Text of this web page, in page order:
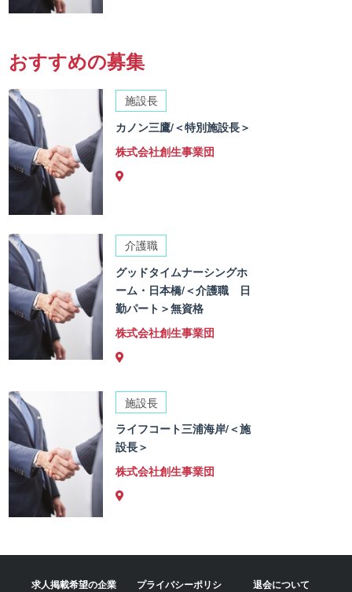
おすすめの募集
施設長
カノン三鷹/＜特別施設長＞
株式会社創生事業団
介護職
グッドタイムナーシングホ
ーム・日本橋/＜介護職 日
勤パート＞無資格
株式会社創生事業団
施設長
ライフコート三浦海岸/＜施
設長＞
株式会社創生事業団
求人掲載希望の企業 プライバシーポリシ 退会について